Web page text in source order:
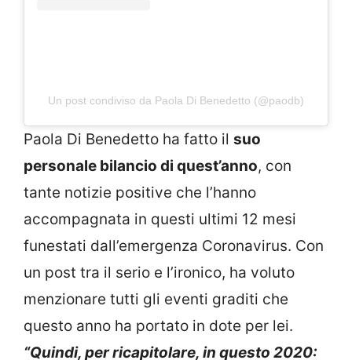
Un post condiviso da Paola Di Benedetto (@paodb)
Paola Di Benedetto ha fatto il suo
personale bilancio di quest’anno, con
tante notizie positive che l’hanno
accompagnata in questi ultimi 12 mesi
funestati dall’emergenza Coronavirus. Con
un post tra il serio e l’ironico, ha voluto
menzionare tutti gli eventi graditi che
questo anno ha portato in dote per lei.
“Quindi, per ricapitolare, in questo 2020: